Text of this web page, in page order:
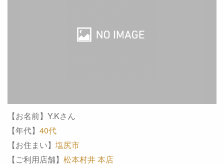
【お名前】Y.Kさん
【年代】 40代
【お住まい】 塩尻市
【ご利用店舗】 松本村井 本店